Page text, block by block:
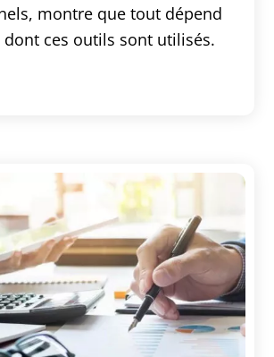
montre que tout dépend
dont ces outils sont utilisés.